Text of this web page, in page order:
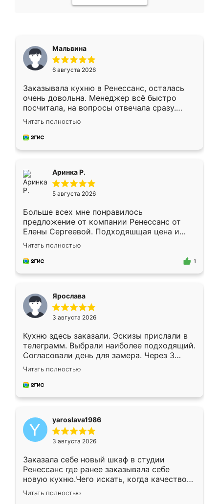
Мальвина
6 августа 2026
Заказывала кухню в Ренессанс, осталась
очень довольна. Менеджер всё быстро
посчитала, на вопросы отвечала сразу.
Замерщик приехал в субботу, подошёл к
делу со всей ответственностью. Собрали
за день, ребята работали аккуратно, даже
Читать полностью
Аринка Р.
5 августа 2026
Больше всех мне понравилось
предложение от компании Ренессанс от
Елены Сергеевой. Подходяшщая цена и
короткие сроки изготовления. Приехавший
для замера сотрудник Владислав
предложил по моему эскизу самый
Читать полностью
1
Ярослава
3 августа 2026
Кухню здесь заказали. Эскизы прислали в
телеграмм. Выбрали наиболее подходящий.
Согласовали день для замера. Через 3
недели кухня была уже готова. Остались
довольны работой. Спасибо Ренессанс
мебель за качественную работу!
Читать полностью
yaroslava1986
3 августа 2026
Заказала себе новый шкаф в студии
Ренессанс где ранее заказывала себе
новую кухню.Чего искать, когда качеством
вполне довольна. Служит кухня уже почти
два года, нареканий нет.
Читать полностью